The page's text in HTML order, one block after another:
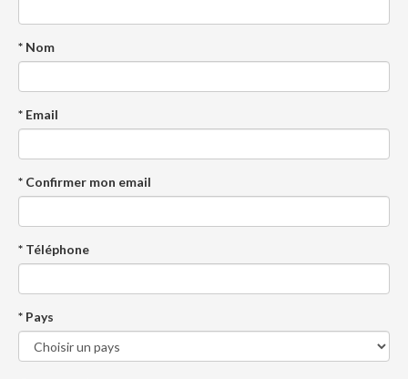
* Nom
* Email
* Confirmer mon email
* Téléphone
* Pays